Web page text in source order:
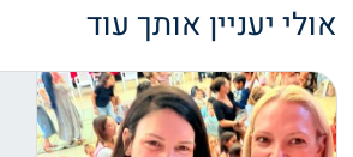
אולי יעניין אותך עוד